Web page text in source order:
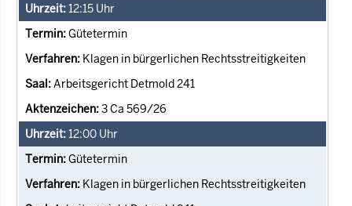
12:15 Uhr
Gütetermin
Klagen in bürgerlichen Rechtsstreitigkeiten
Arbeitsgericht Detmold 241
3 Ca 569/26
12:00 Uhr
Gütetermin
Klagen in bürgerlichen Rechtsstreitigkeiten